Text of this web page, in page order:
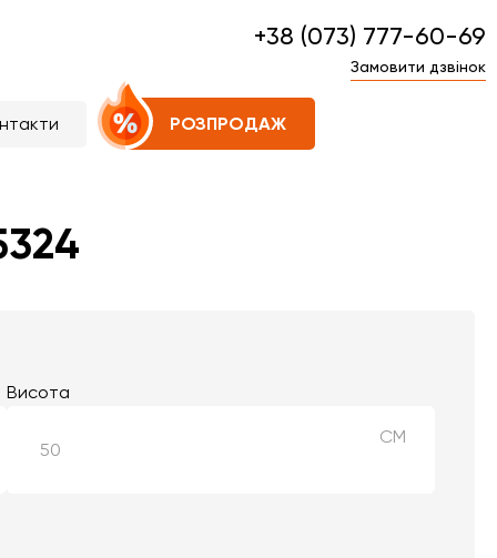
+38 (073) 777-60-69
Замовити дзвінок
РОЗПРОДАЖ
Висота
СМ